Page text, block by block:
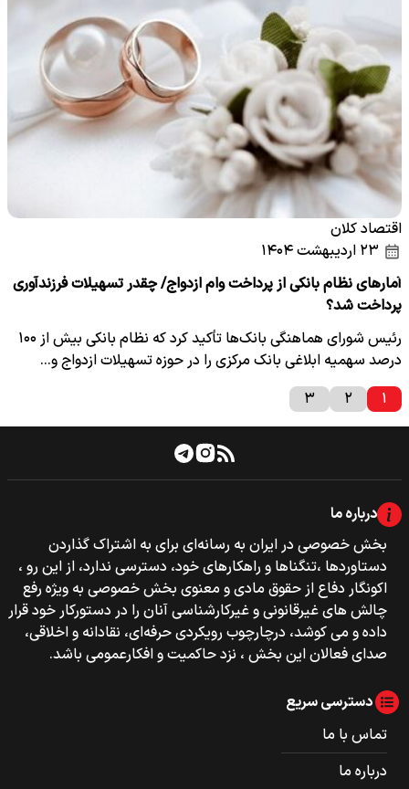
اقتصاد کلان
آمارهای نظام بانکی از پرداخت وام ازدواج/ چقدر تسهیلات فرزندآوری
پرداخت شد؟
رئیس شورای هماهنگی بانک‌ها تأکید کرد که نظام بانکی بیش از ۱۰۰
درصد سهمیه ابلاغی بانک مرکزی را در حوزه تسهیلات ازدواج و…
۱
۲ ۳
درباره ما
بخش خصوصی‌‌ در ایران به رسانه‌ای برای به اشتراک گذاردن
دستاوردها ،تنگناها و راهکارهای خود، دسترسی ندارد، از این رو ،
اکونگار دفاع از حقوق مادی و معنوی بخش خصوصی به ویژه رفع
چالش های غیرقانونی و غیرکارشناسی آنان را در دستورکار خود قرار
داده و می کوشد، درچارچوب رویکردی حرفه‌ای، نقادانه و اخلاقی،
صدای فعالان این بخش ، نزد حاکمیت و افکارعمومی باشد.
دسترسی سریع
تماس با ما
درباره ما